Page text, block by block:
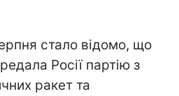
стало відомо, що
Росії партію з
ракет та